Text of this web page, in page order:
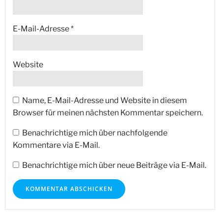
E-Mail-Adresse*
Website
Name, E-Mail-Adresse und Website in diesem
Browser für meinen nächsten Kommentar speichern.
Benachrichtige mich über nachfolgende
Kommentare via E-Mail.
Benachrichtige mich über neue Beiträge via E-Mail.